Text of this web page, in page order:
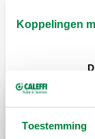
Toestemming
Koppelingen